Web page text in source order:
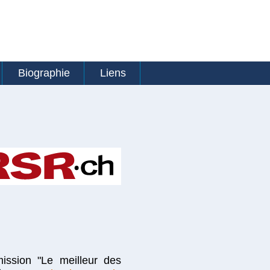
Biographie Liens
"Le meilleur des